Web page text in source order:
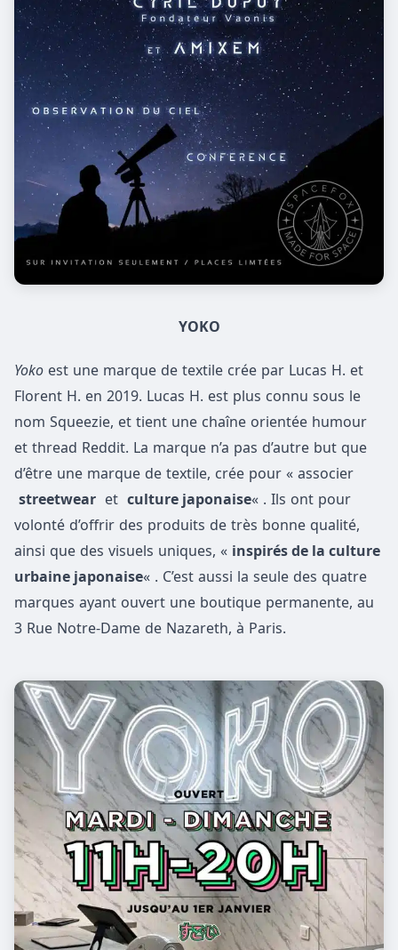
YOKO
Yoko est une marque de textile crée par Lucas H. et
Florent H. en 2019. Lucas H. est plus connu sous le
nom Squeezie, et tient une chaîne orientée humour
et thread Reddit. La marque n’a pas d’autre but que
d’être une marque de textile, crée pour « associer
streetwear et culture japonaise« . Ils ont pour
volonté d’offrir des produits de très bonne qualité,
ainsi que des visuels uniques, « inspirés de la culture
urbaine japonaise« . C’est aussi la seule des quatre
marques ayant ouvert une boutique permanente, au
3 Rue Notre-Dame de Nazareth, à Paris.